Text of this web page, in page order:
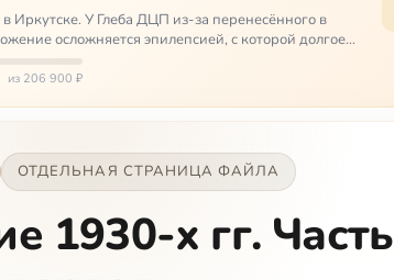
Иркутске. У Глеба ДЦП из-за перенесённого в
осложняется эпилепсией, с которой долгое
из 206 900 ₽
ОТДЕЛЬНАЯ СТРАНИЦА ФАЙЛА
1930-х гг. Часть